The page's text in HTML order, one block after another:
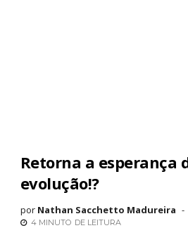
Retorna a esperança
evolução!?
por Nathan Sacchetto Madureira
4 MINUTO DE LEITURA